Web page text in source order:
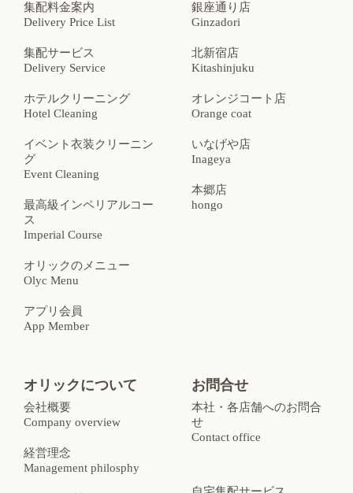
集配料金案内
Delivery Price List
集配サービス
Delivery Service
ホテルクリーニング
Hotel Cleaning
イベント衣装クリーニン
グ
Event Cleaning
最高級インペリアルコー
ス
Imperial Course
オリックのメニュー
Olyc Menu
アプリ会員
App Member
銀座通り店
Ginzadori
北新宿店
Kitashinjuku
オレンジコート店
Orange coat
いなげや店
Inageya
本郷店
hongo
オリックについて
会社概要
Company overview
経営理念
Management philosphy
お問合せ
本社・各店舗へのお問合
せ
Contact office